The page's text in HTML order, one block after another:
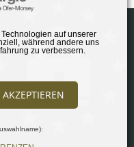
auf unserer
während andere uns
zu verbessern.
AKZEPTIEREN
Sitemap
- Praxis für Handchirurgie